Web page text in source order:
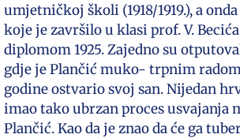
umjetničkoj školi (1918/1919.), a
koje je završilo u klasi prof. V.
diplomom 1925. Zajedno su
gdje je Plančić muko- trpnim
godine ostvario svoj san. Nijedan
imao tako ubrzan proces usvajanja
Plančić. Kao da je znao da će ga